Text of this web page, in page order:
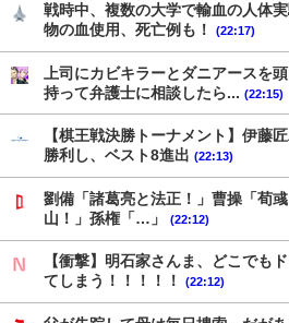
戦時中、複数の大学で輸血の人体
物の血使用、死亡例も！
(22:17)
上司にカビキラーとダニアースを
持って弁護士に相談したら... (22:15)
【棋王戦決勝トーナメント】伊藤
勝利し、ベスト8進出 (22:13)
劉備「諸葛亮と法正！」曹操「荀
山！」孫権「…」
(22:12)
【衝撃】明石家さんま、どこでも
てしまう！！！！！
(22:12)